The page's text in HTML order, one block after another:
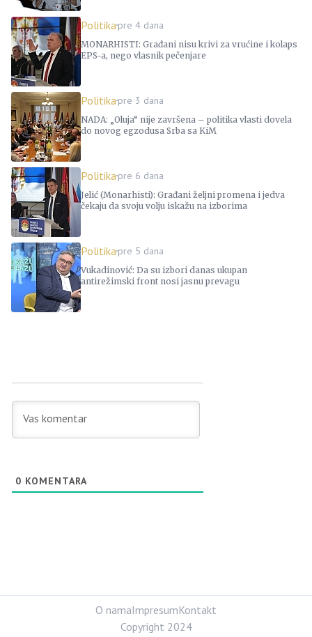
Politikapre 4 dana
MONARHISTI: Građani nisu krivi za vrućine i kolaps
EPS-a, nego vlasnik pečenjare
Politikapre 3 dana
NADA: „Oluja“ nije završena – politika vlasti dovela
do novog egzodusa Srba sa KiM
Politikapre 6 dana
Jelić (Monarhisti): Građani željni promena i jedva
čekaju da svoju volju iskažu na izborima
Politikapre 5 dana
Vukadinović: Da su izbori danas ukupan
antirežimski front nosi jasnu prevagu
0 KOMENTARA
Copyright 2024
O namaImpresumKontakt